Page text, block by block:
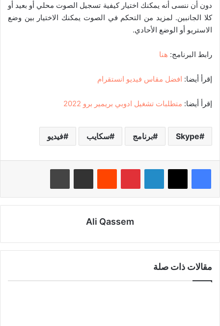
دون أن ننسى أنه يمكنك اختيار كيفية تسجيل الصوت محلي أو بعيد أو
كلا الجانبين. لمزيد من التحكم في الصوت يمكنك الاختيار بين وضع
الاستريو أو الوضع الأحادي.
رابط البرنامج: هنا
إقرأ أيضا: افضل مقاس فيديو انستقرام
إقرأ أيضا: متطلبات تشغيل ادوبي بريمير برو 2022
Skype برنامج سكايب فيديو
لينكدإن بينتيريست
Ali Qassem
مقالات ذات صلة